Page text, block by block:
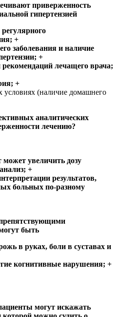
приверженность
гипертензией
регулярного
+
заболевания и наличие
+
лечащего врача;
+
(наличие домашнего
аналитических
лечению?
увеличить дозу
+
результатов,
больных по-разному
быть
в руках, боли в суставах и
когнитивные нарушения; +
могут искажать